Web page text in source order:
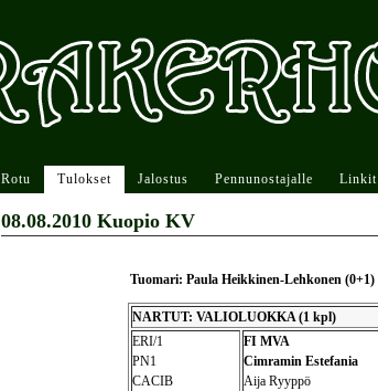
Rotu Tulokset Jalostus Pennunostajalle Linkit
08.08.2010 Kuopio KV
Tuomari: Paula Heikkinen-Lehkonen (0+1)
NARTUT: VALIOLUOKKA (1 kpl)
ERI/1
PN1
CACIB
FI MVA
Cimramin Estefania
Aija Ryyppö